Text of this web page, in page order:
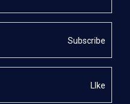
Subscribe
LIke